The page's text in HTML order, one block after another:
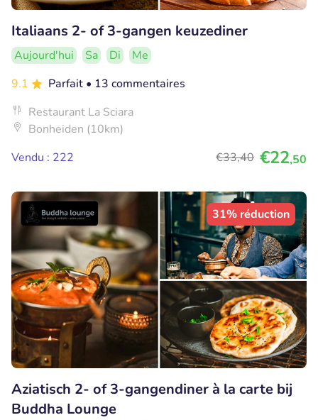
Italiaans 2- of 3-gangen keuzediner
Aujourd'hui Sa Di
Me
9.1
Parfait • 13 commentaires
Restaurant La Sciara
Bonheiden (10km)
Vendu : 222
€33,40 €22,50
31% réduction
Aziatisch 2- of 3-gangendiner à la carte bij
Buddha Lounge